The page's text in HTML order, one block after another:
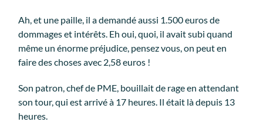
Ah, et une paille, il a demandé aussi 1.500 euros de
dommages et intérêts. Eh oui, quoi, il avait subi quand
même un énorme préjudice, pensez vous, on peut en
faire des choses avec 2,58 euros !
Son patron, chef de PME, bouillait de rage en attendant
son tour, qui est arrivé à 17 heures. Il était là depuis 13
heures.